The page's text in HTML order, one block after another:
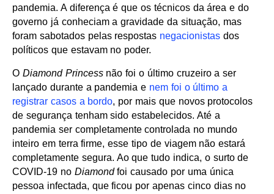
pandemia. A diferença é que os técnicos da área e do
governo já conheciam a gravidade da situação, mas
foram sabotados pelas respostas negacionistas dos
políticos que estavam no poder.
O Diamond Princessnão foi o último cruzeiro a ser
lançado durante a pandemia e nem foi o último a
registrar casos a bordo, por mais que novos protocolos
de segurança tenham sido estabelecidos. Até a
pandemia ser completamente controlada no mundo
inteiro em terra firme, esse tipo de viagem não estará
completamente segura. Ao que tudo indica, o surto de
COVID-19 no Diamondfoi causado por uma única
pessoa infectada, que ficou por apenas cinco dias no